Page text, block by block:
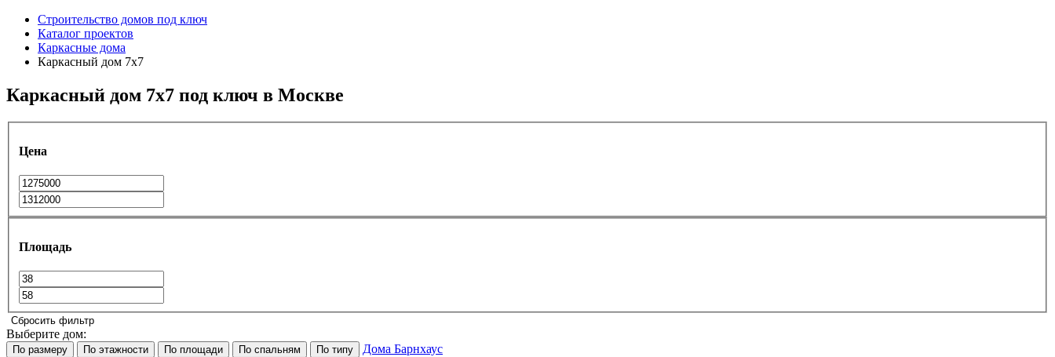
Строительство домов под ключ
Каталог проектов
Каркасные дома
Каркасный дом 7х7
Каркасный дом 7х7 под ключ в Москве
Цена
Площадь
Сбросить фильтр
Выберите дом:
По размеру По этажности По площади По спальням По типу Дома Барнхаус